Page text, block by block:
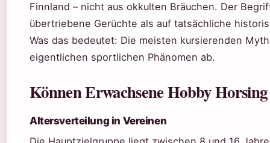
Finnland – nicht aus okkulten Bräuchen. Der
übertriebene Gerüchte als auf tatsächliche
Was das bedeutet: Die meisten kursierenden
eigentlichen sportlichen Phänomen ab.
Können Erwachsene Hobby
Altersverteilung in Vereinen